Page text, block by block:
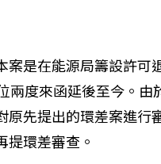
案是在能源局籌設許可
兩度來函延後至今。
原先提出的環差案進行
提環差審查。